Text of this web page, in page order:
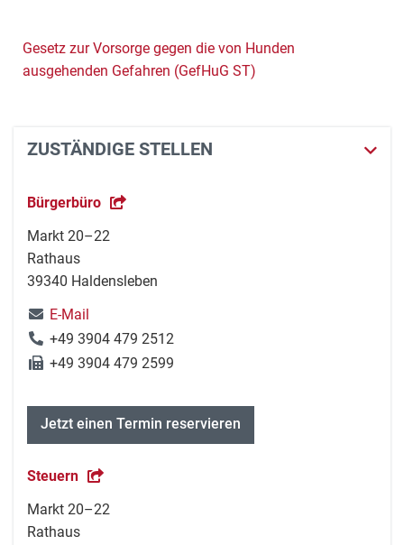
Gesetz zur Vorsorge gegen die von Hunden
ausgehenden Gefahren (GefHuG ST)
ZUSTÄNDIGE STELLEN
Bürgerbüro
Markt 20–22
Rathaus
39340 Haldensleben
E-Mail
+49 3904 479 2512
+49 3904 479 2599
Jetzt einen Termin reservieren
Steuern
Markt 20–22
Rathaus